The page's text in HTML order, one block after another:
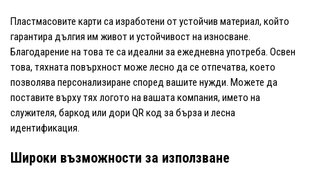
Пластмасовите карти са изработени от устойчив материал, който
гарантира дългия им живот и устойчивост на износване.
Благодарение на това те са идеални за ежедневна употреба. Освен
това, тяхната повърхност може лесно да се отпечатва, което
позволява персонализиране според вашите нужди. Можете да
поставите върху тях логото на вашата компания, името на
служителя, баркод или дори QR код за бърза и лесна
идентификация.
Широки възможности за използване